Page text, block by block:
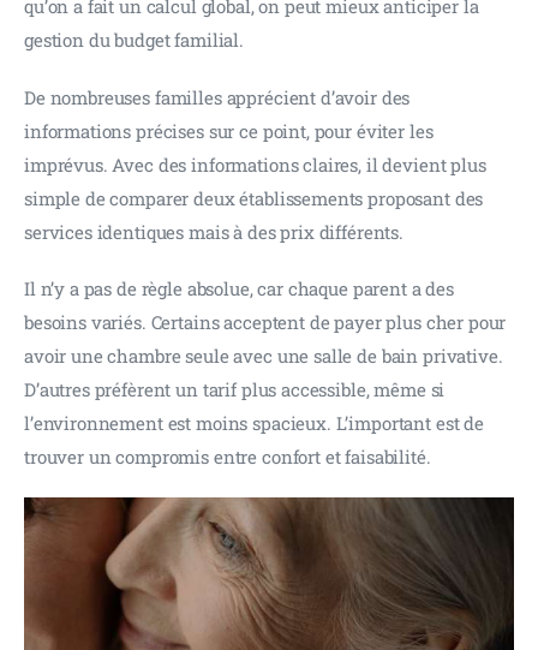
qu’on a fait un calcul global, on peut mieux anticiper la
gestion du budget familial.
De nombreuses familles apprécient d’avoir des
informations précises sur ce point, pour éviter les
imprévus. Avec des informations claires, il devient plus
simple de comparer deux établissements proposant des
services identiques mais à des prix différents.
Il n’y a pas de règle absolue, car chaque parent a des
besoins variés. Certains acceptent de payer plus cher pour
avoir une chambre seule avec une salle de bain privative.
D’autres préfèrent un tarif plus accessible, même si
l’environnement est moins spacieux. L’important est de
trouver un compromis entre confort et faisabilité.